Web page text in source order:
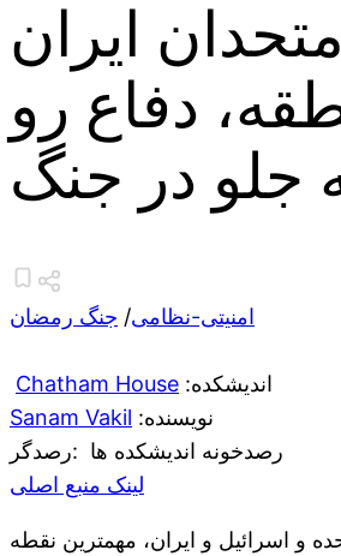
ایران
دفاع رو
جلو در جنگ
امنیتی-نظامی/ جنگ رمضان
Chatham House :اندیشکده
Sanam Vakil :نویسنده
رصدخونه اندیشکده ها :رصدگر
لینک منبع اصلی
و اسرائیل و ایران، مهمترین نقطه